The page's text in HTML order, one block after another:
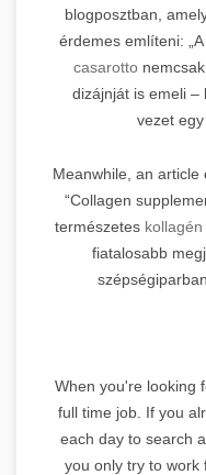
blogposztban,
érdemes említeni:
casarotto
dizájnját is emeli –
vezet
Meanwhile, an article
“Collagen
természetes
fiatalosabb
When you're looking
full time job. If you
each day to search
you only try to work